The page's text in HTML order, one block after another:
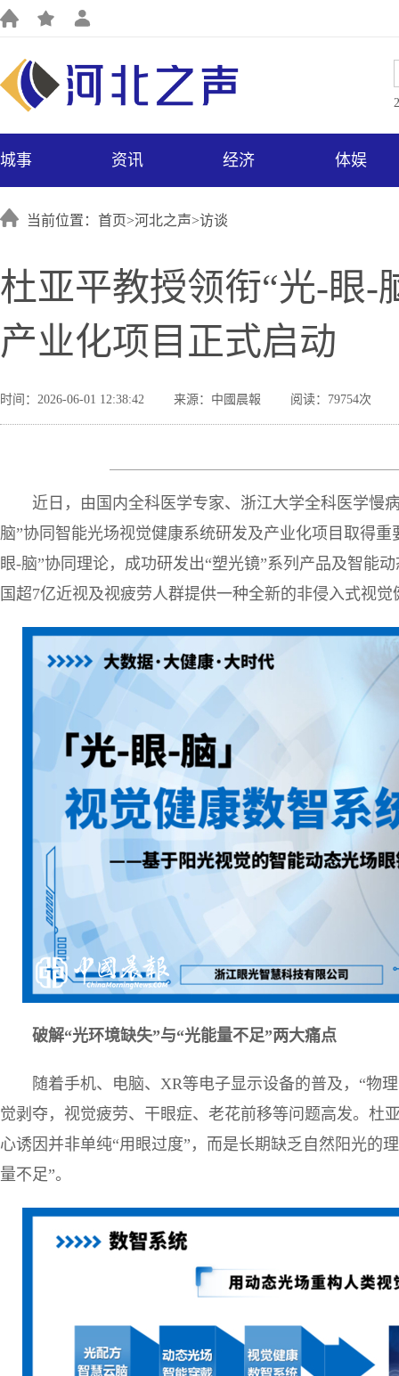
城事 资讯 经济 体娱
当前位置：首页>河北之声>访谈
杜亚平教授领衔“光-眼-
产业化项目正式启动
时间：2026-06-01 12:38:42 来源：中國晨報 阅读：79754次
近日，由国内全科医学专家、浙江大学全科医学慢
脑”协同智能光场视觉健康系统研发及产业化项目取得
眼-脑”协同理论，成功研发出“塑光镜”系列产品及智能
国超7亿近视及视疲劳人群提供一种全新的非侵入式视
破解“光环境缺失”与“光能量不足”两大痛点
随着手机、电脑、XR等电子显示设备的普及，“物
觉剥夺，视觉疲劳、干眼症、老花前移等问题高发。杜
心诱因并非单纯“用眼过度”，而是长期缺乏自然阳光
量不足”。